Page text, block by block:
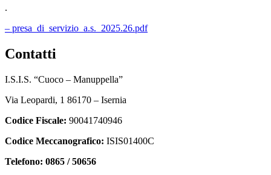
.
– presa_di_servizio_a.s._2025.26.pdf
contatti
I.S.I.S. “Cuoco – Manuppella”
Via Leopardi, 1 86170 – Isernia
Codice Fiscale: 90041740946
Codice Meccanografico: ISIS01400C
Telefono: 0865 / 50656